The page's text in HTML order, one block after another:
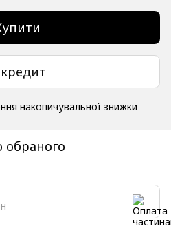
накопичувальної знижки
обраного